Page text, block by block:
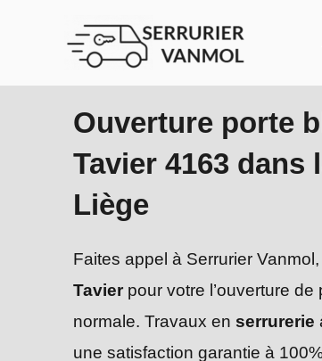
Ouverture porte
Tavier 4163 dans
Liège
Faites appel à Serrurier
Tavier pour votre l’ouverture
normale. Travaux en serrurerie
une satisfaction garantie à